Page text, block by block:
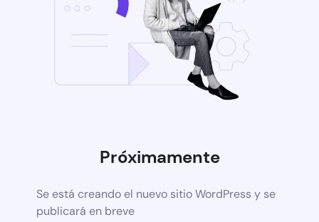
Próximamente
Se está creando el nuevo sitio WordPress y se
publicará en breve